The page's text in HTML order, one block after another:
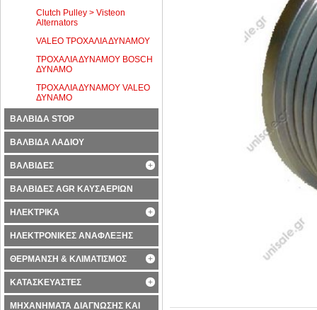
Clutch Pulley > Visteon
Alternators
VALEO ΤΡΟΧΑΛΙΑ ΔΥΝΑΜΟΥ
ΤΡΟΧΑΛΙΑ ΔΥΝΑΜΟΥ BOSCH
ΔΥΝΑΜΟ
ΤΡΟΧΑΛΙΑ ΔΥΝΑΜΟΥ VALEO
ΔΥΝΑΜΟ
ΒΑΛΒΙΔΑ STOP
ΒΑΛΒΙΔΑ ΛΑΔΙΟΥ
ΒΑΛΒΙΔΕΣ
ΒΑΛΒΙΔΕΣ AGR ΚΑΥΣΑΕΡΙΩΝ
ΗΛΕΚΤΡΙΚΑ
ΗΛΕΚΤΡΟΝΙΚΕΣ ΑΝΑΦΛΕΞΗΣ
ΘΕΡΜΑΝΣΗ & ΚΛΙΜΑΤΙΣΜΟΣ
ΚΑΤΑΣΚΕΥΑΣΤΕΣ
ΜΗΧΑΝΗΜΑΤΑ ΔΙΑΓΝΩΣΗΣ ΚΑΙ